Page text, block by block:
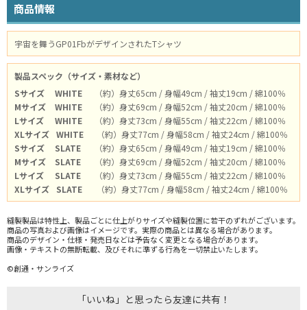
商品情報
宇宙を舞うGP01FbがデザインされたTシャツ
製品スペック（サイズ・素材など）
Sサイズ
WHITE
（約）身丈65cm / 身幅49cm / 袖丈19cm / 綿100％
Mサイズ
WHITE
（約）身丈69cm / 身幅52cm / 袖丈20cm / 綿100％
Lサイズ
WHITE
（約）身丈73cm / 身幅55cm / 袖丈22cm / 綿100％
XLサイズ WHITE
（約）身丈77cm / 身幅58cm / 袖丈24cm / 綿100％
Sサイズ
SLATE
（約）身丈65cm / 身幅49cm / 袖丈19cm / 綿100％
Mサイズ
SLATE
（約）身丈69cm / 身幅52cm / 袖丈20cm / 綿100％
Lサイズ
SLATE
（約）身丈73cm / 身幅55cm / 袖丈22cm / 綿100％
XLサイズ
SLATE （約）身丈77cm / 身幅58cm / 袖丈24cm / 綿100％
縫製製品は特性上、製品ごとに仕上がりサイズや縫製位置に若干のずれがございます。
商品の写真および画像はイメージです。実際の商品とは異なる場合があります。
商品のデザイン・仕様・発売日などは予告なく変更となる場合があります。
画像・テキストの無断転載、及びそれに準ずる行為を一切禁止いたします。
©創通・サンライズ
「いいね」と思ったら友達に共有！